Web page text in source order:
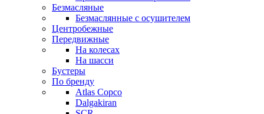
Безмасляные
Безмаслянные с осушителем
Центробежные
Передвижные
На колесах
На шасси
Бустеры
По бренду
Atlas Copco
Dalgakiran